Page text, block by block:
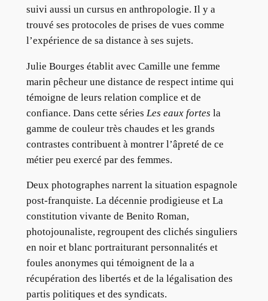
suivi aussi un cursus en anthropologie. Il y a
trouvé ses protocoles de prises de vues comme
l’expérience de sa distance à ses sujets.
Julie Bourges établit avec Camille une femme
marin pêcheur une distance de respect intime qui
témoigne de leurs relation complice et de
confiance. Dans cette séries Les eaux fortes la
gamme de couleur très chaudes et les grands
contrastes contribuent à montrer l’âpreté de ce
métier peu exercé par des femmes.
Deux photographes narrent la situation espagnole
post-franquiste. La décennie prodigieuse et La
constitution vivante de Benito Roman,
photojounaliste, regroupent des clichés singuliers
en noir et blanc portraiturant personnalités et
foules anonymes qui témoignent de la a
récupération des libertés et de la légalisation des
partis politiques et des syndicats.